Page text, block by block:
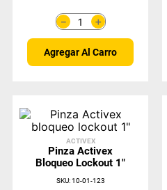
＋
－
Agregar Al Carro
ACTIVEX
Pinza Activex
Bloqueo Lockout 1"
SKU:10-01-123